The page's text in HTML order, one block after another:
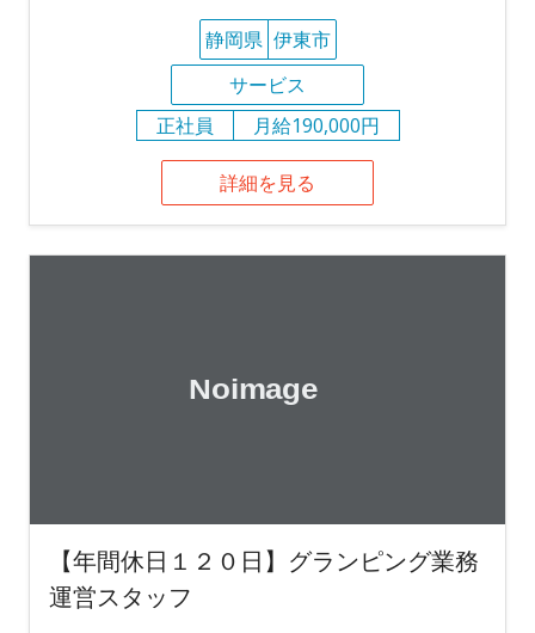
静岡県 伊東市
サービス
正社員
月給190,000円
詳細を見る
【年間休日１２０日】グランピング業務
運営スタッフ